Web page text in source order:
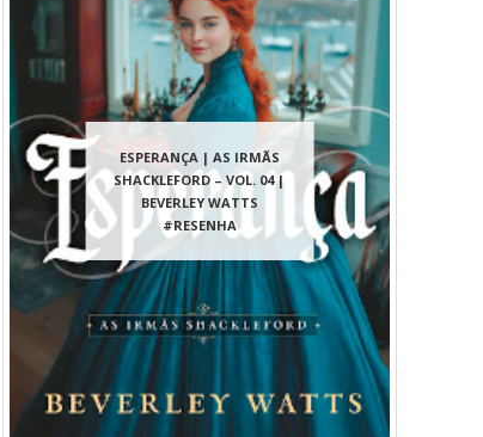
ESPERANÇA | AS IRMÃS
SHACKLEFORD – VOL. 04 |
BEVERLEY WATTS
#RESENHA